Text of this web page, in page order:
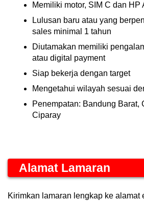
Memiliki motor, SIM C dan HP
Lulusan baru atau yang
sales minimal 1 tahun
Diutamakan memiliki
atau digital payment
Siap bekerja dengan target
Mengetahui wilayah sesuai
Penempatan: Bandung Barat,
Ciparay
Alamat Lamaran
Kirimkan lamaran lengkap ke alamat